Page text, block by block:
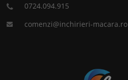
0724.094.915
comenzi@inchirieri-macara.ro